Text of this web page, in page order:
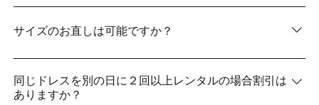
2時間制を取っておりますので、各お召しいただく衣裳に
つき２着前後です。
サイズのお直しは可能ですか？
サイズのお直し対応しております！ サイズは気にせずお
気に入りのドレスからお選びいただけます。
同じドレスを別の日に２回以上レンタルの場合割引は
ありますか？